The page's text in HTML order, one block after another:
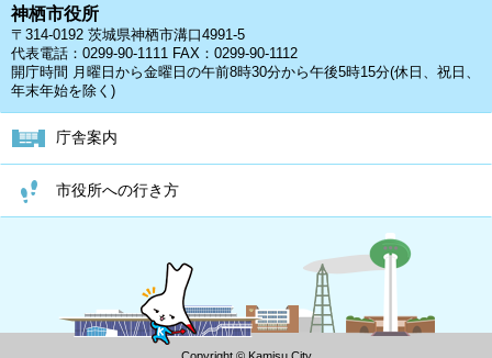
神栖市役所
〒314-0192 茨城県神栖市溝口4991-5
代表電話：0299-90-1111 FAX：0299-90-1112
開庁時間 月曜日から金曜日の午前8時30分から午後5時15分(休日、祝日、
年末年始を除く)
庁舎案内
市役所への行き方